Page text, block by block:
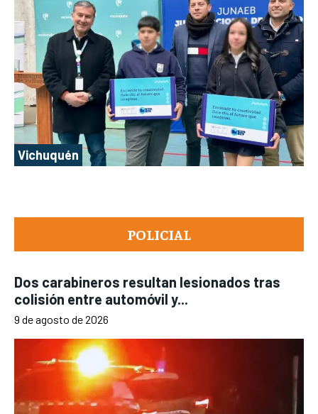
POLICIAL
Dos carabineros resultan lesionados tras
colisión entre automóvil y...
9 de agosto de 2026
Vichuquén